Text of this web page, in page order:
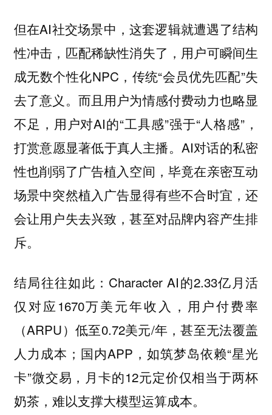
但在AI社交场景中，这套逻辑就遭遇了结构
性冲击，匹配稀缺性消失了，用户可瞬间生
成无数个性化NPC，传统“会员优先匹配”失
去了意义。而且用户为情感付费动力也略显
不足，用户对AI的“工具感”强于“人格感”，
打赏意愿显著低于真人主播。AI对话的私密
性也削弱了广告植入空间，毕竟在亲密互动
场景中突然植入广告显得有些不合时宜，还
会让用户失去兴致，甚至对品牌内容产生排
斥。
结局往往如此：Character AI的2.33亿月活
仅对应1670万美元年收入，用户付费率
（ARPU）低至0.72美元/年，甚至无法覆盖
人力成本；国内APP，如筑梦岛依赖“星光
卡”微交易，月卡的12元定价仅相当于两杯
奶茶，难以支撑大模型运算成本。